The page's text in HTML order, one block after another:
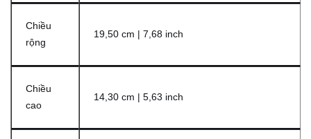
Chiều
rộng
19,50 cm | 7,68 inch
Chiều
cao
14,30 cm | 5,63 inch